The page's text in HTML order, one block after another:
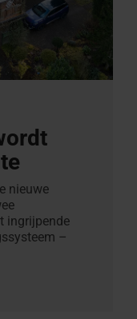
nieuwe
ingrijpende
–